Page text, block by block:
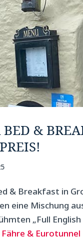
&
& Breakfast in
eine Mischung
„Full